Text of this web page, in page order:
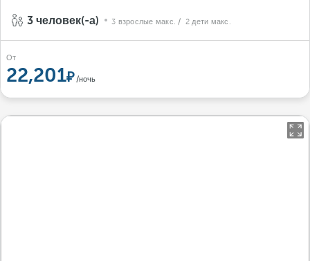
3 человек(-а) 3 взрослые макс. / 2 дети макс.
От
22,201 /ночь